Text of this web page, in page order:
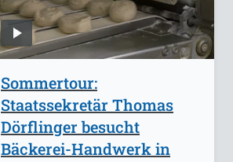
Sommertour:
Staatssekretär Thomas
Dörflinger besucht
Bäckerei-Handwerk in